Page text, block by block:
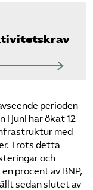
perioden
i juni har ökat 12-
med
Trots detta
och
procent av BNP,
sedan slutet av